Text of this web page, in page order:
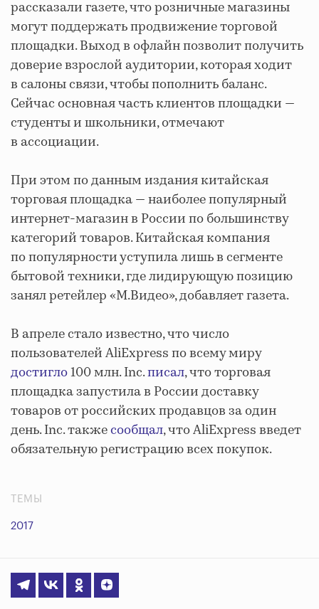
рассказали газете, что розничные магазины
могут поддержать продвижение торговой
площадки. Выход в офлайн позволит получить
доверие взрослой аудитории, которая ходит
в салоны связи, чтобы пополнить баланс.
Сейчас основная часть клиентов площадки —
студенты и школьники, отмечают
в ассоциации.
При этом по данным издания китайская
торговая площадка — наиболее популярный
интернет-магазин в России по большинству
категорий товаров. Китайская компания
по популярности уступила лишь в сегменте
бытовой техники, где лидирующую позицию
занял ретейлер «М.Видео», добавляет газета.
В апреле стало известно, что число
пользователей AliExpress по всему миру
достигло100 млн. Inc.писал, что торговая
площадка запустила в России доставку
товаров от российских продавцов за один
день. Inc. такжесообщал, что AliExpress введет
обязательную регистрацию всех покупок.
ТЕМЫ
2017